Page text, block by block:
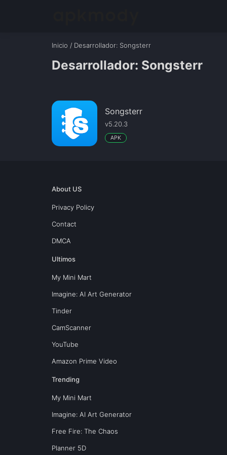
Inicio / Desarrollador: Songsterr
Desarrollador: Songsterr
Songsterr
v5.20.3
APK
About US
Privacy Policy
Contact
DMCA
Ultimos
My Mini Mart
Imagine: AI Art Generator
Tinder
CamScanner
YouTube
Amazon Prime Video
Trending
My Mini Mart
Imagine: AI Art Generator
Free Fire: The Chaos
Planner 5D